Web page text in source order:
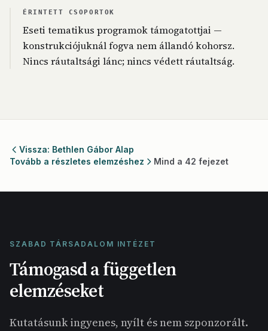
ÉRINTETT CSOPORTOK
Eseti tematikus programok támogatottjai —
konstrukciójuknál fogva nem állandó kohorsz.
Nincs ráutaltsági lánc; nincs védett ráutaltság.
Vissza: Bethlen Gábor Alap
Tovább a részletes elemzéshez
Mind a 42 fejezet
SZABAD TÁRSADALOM INTÉZET
Támogasd a független
elemzéseket
Kutatásunk ingyenes, nyílt és nem szponzorált.